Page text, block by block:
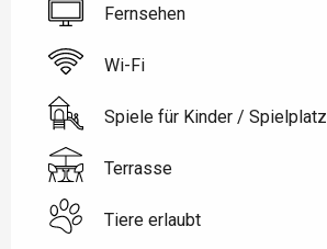
Fernsehen
Wi-Fi
Spiele für Kinder / Spielplatz
Terrasse
Tiere erlaubt